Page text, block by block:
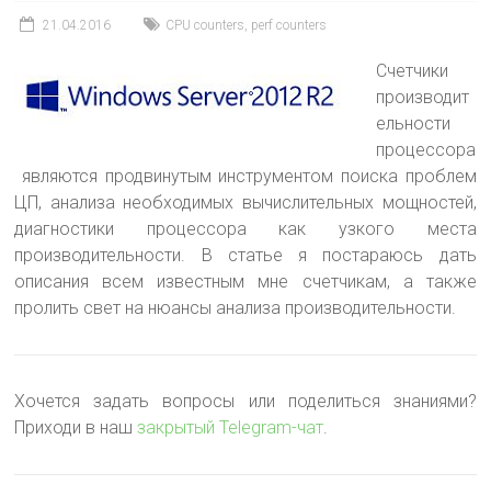
21.04.2016 CPU counters, perf counters
Счетчики
производит
ельности
процессора
являются продвинутым инструментом поиска проблем
ЦП, анализа необходимых вычислительных мощностей,
диагностики процессора как узкого места
производительности. В статье я постараюсь дать
описания всем известным мне счетчикам, а также
пролить свет на нюансы анализа производительности.
Хочется задать вопросы или поделиться знаниями?
Приходи в нашзакрытый Telegram-чат.